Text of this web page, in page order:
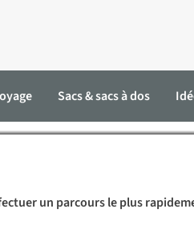
Sacs & sacs à dos
comment
un parcours le plus